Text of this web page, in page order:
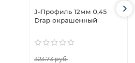
J-Профиль 12мм 0,45
Drap окрашенный
323.73 руб.